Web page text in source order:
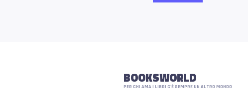
BOOKSWORLD
PER CHI AMA I LIBRI C'È SEMPRE UN ALTRO MONDO